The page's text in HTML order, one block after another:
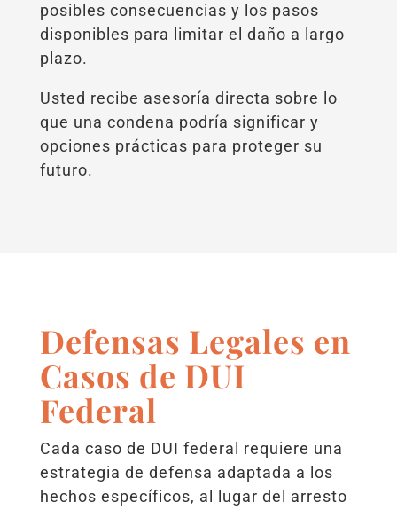
posibles consecuencias y los pasos
disponibles para limitar el daño a largo
plazo.
Usted recibe asesoría directa sobre lo
que una condena podría significar y
opciones prácticas para proteger su
futuro.
Defensas Legales en
Casos de DUI
Federal
Cada caso de DUI federal requiere una
estrategia de defensa adaptada a los
hechos específicos, al lugar del arresto